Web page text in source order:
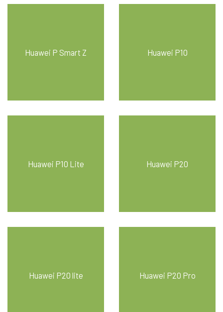
Huawei P Smart Z Huawei P10
Huawei P10 Lite Huawei P20
Huawei P20 lite Huawei P20 Pro